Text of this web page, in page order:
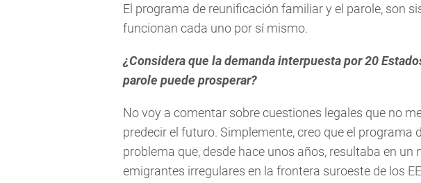
El programa de reunificación familiar y el parole, son
funcionan cada uno por sí mismo.
¿Considera que la demanda interpuesta por 20
parole puede prosperar?
No voy a comentar sobre cuestiones legales que no
predecir el futuro. Simplemente, creo que el programa
problema que, desde hace unos años, resultaba en un
emigrantes irregulares en la frontera suroeste de los